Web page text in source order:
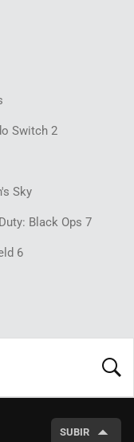
Switch 2
Sky
Black Ops 7
6
SUBIR